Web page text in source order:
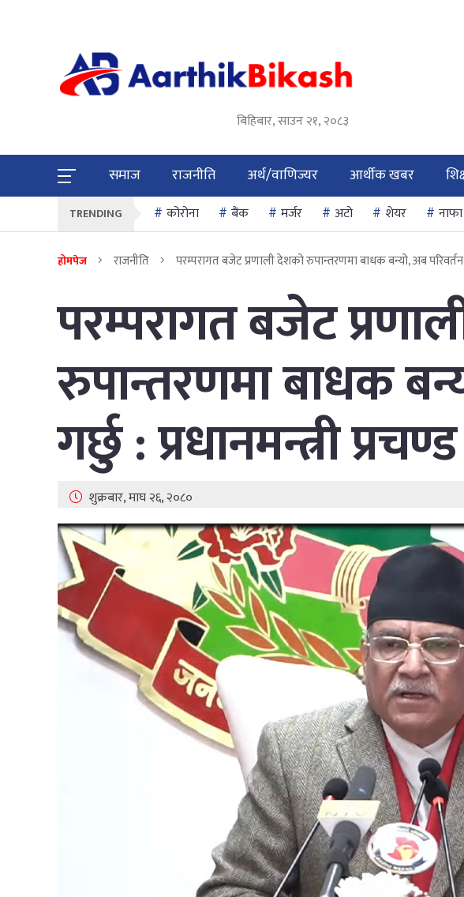
बिहिबार, साउन २१, २०८३
समाज राजनीति अर्थ/वाणिज्यर आर्थीक खबर
TRENDING कोरोना बैंक मर्जर अटो शेयर नाफा
होमपेज राजनीति परम्परागत बजेट प्रणाली देशको रुपान्तरणमा बाधक बन्यो, अब परिवर्तन
परम्परागत बजेट
रुपान्तरणमा बाधक
गर्छु : प्रधानमन्त्री प्रचण्ड
शुक्रबार, माघ २६, २०८०